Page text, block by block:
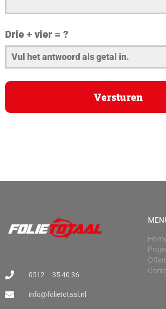
Drie + vier = ?
0512 – 35 40 36
info@folietotaal.nl